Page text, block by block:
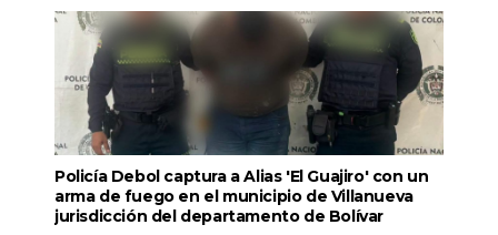
Policía Debol captura a Alias 'El Guajiro' con un
arma de fuego en el municipio de Villanueva
jurisdicción del departamento de Bolívar